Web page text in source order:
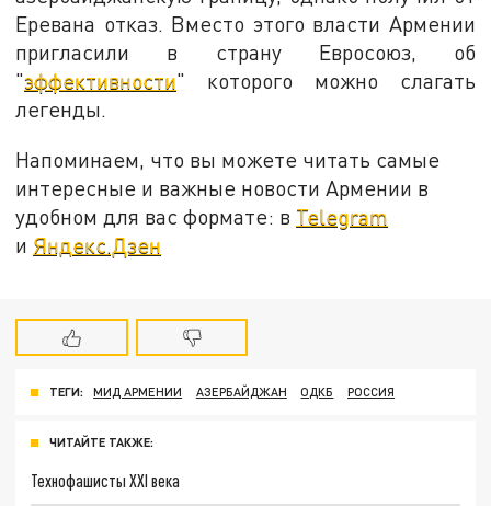
Еревана отказ. Вместо этого власти Армении
пригласили в страну Евросоюз, об
"эффективности" которого можно слагать
легенды.
Напоминаем, что вы можете читать самые
интересные и важные новости Армении в
удобном для вас формате: в Telegram
и Яндекс.Дзен
ТЕГИ: МИД АРМЕНИИ АЗЕРБАЙДЖАН ОДКБ РОССИЯ
ЧИТАЙТЕ ТАКЖЕ:
Технофашисты XXI века